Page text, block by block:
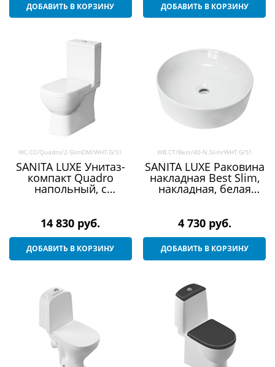
ДОБАВИТЬ В КОРЗИНУ ДОБАВИТЬ В КОРЗИНУ
WC.CC/Quadro/2-SlimDM/WHT.G/S1
SANITA LUXE Унитаз-
компакт Quadro
напольный, с
14 830 руб.
ДОБАВИТЬ В КОРЗИНУ
WB.CT/Best/40-N.Slim/WHT.G/S1
SANITA LUXE Раковина
накладная Best Slim,
накладная, белая
4 730 руб.
ДОБАВИТЬ В КОРЗИНУ